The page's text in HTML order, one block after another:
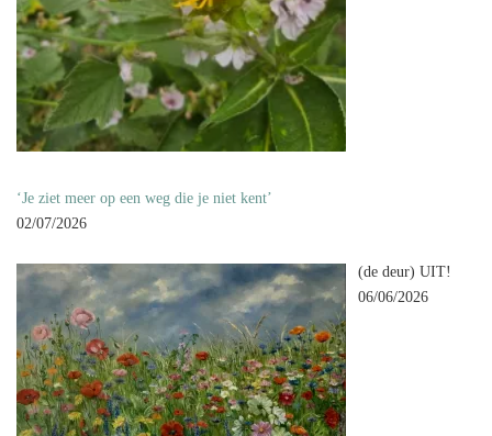
‘Je ziet meer op een weg die je niet kent’
02/07/2026
(de deur) UIT!
06/06/2026